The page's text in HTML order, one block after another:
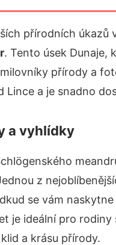
přírodních úkazů
. Tento úsek Dunaje,
přírody a
Lince a je snadno
a vyhlídky
z
se vám
je ideální pro
a krásu přírody.